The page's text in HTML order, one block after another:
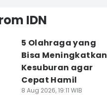
IDN
5 Olahraga yang
Bisa Meningkatkan
Kesuburan agar
Cepat Hamil
8 Aug 2026, 19:11 WIB